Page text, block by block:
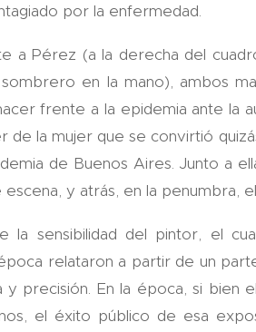
por la enfermedad.
a Pérez (a la derecha del
en la mano), ambos
frente a la epidemia ante la
de la mujer que se convirtió
de Buenos Aires. Junto a
y atrás, en la penumbra,
la sensibilidad del pintor, el
relataron a partir de un
y precisión. En la época, si bien
el éxito público de esa